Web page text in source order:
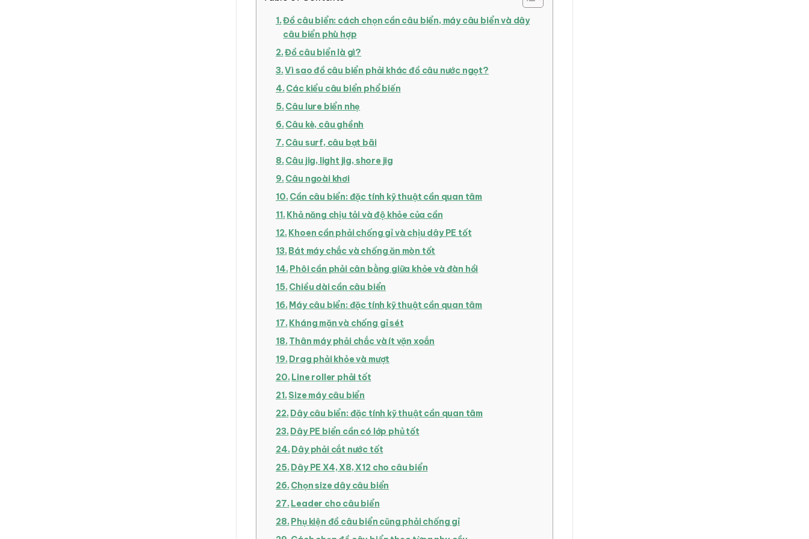
Đồ câu biển: cách chọn cần câu biển, máy câu biển và dây
câu biển phù hợp
Đồ câu biển là gì?
Vì sao đồ câu biển phải khác đồ câu nước ngọt?
Các kiểu câu biển phổ biến
Câu lure biển nhẹ
Câu kè, câu ghềnh
Câu surf, câu bạt bãi
Câu jig, light jig, shore jig
Câu ngoài khơi
Cần câu biển: đặc tính kỹ thuật cần quan tâm
Khả năng chịu tải và độ khỏe của cần
Khoen cần phải chống gỉ và chịu dây PE tốt
Bát máy chắc và chống ăn mòn tốt
Phôi cần phải cân bằng giữa khỏe và đàn hồi
Chiều dài cần câu biển
Máy câu biển: đặc tính kỹ thuật cần quan tâm
Kháng mặn và chống gỉ sét
Thân máy phải chắc và ít vặn xoắn
Drag phải khỏe và mượt
Line roller phải tốt
Size máy câu biển
Dây câu biển: đặc tính kỹ thuật cần quan tâm
Dây PE biển cần có lớp phủ tốt
Dây phải cắt nước tốt
Dây PE X4, X8, X12 cho câu biển
Chọn size dây câu biển
Leader cho câu biển
Phụ kiện đồ câu biển cũng phải chống gỉ